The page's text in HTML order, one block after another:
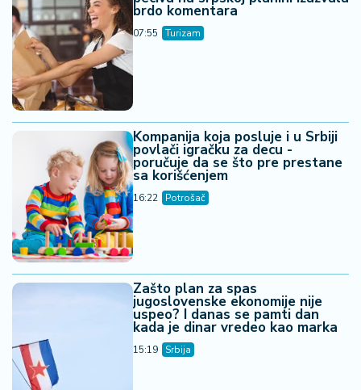
brdo komentara
07:55 Turizam
Kompanija koja posluje i u Srbiji
povlači igračku za decu -
poručuje da se što pre prestane
sa korišćenjem
16:22 Potrošač
Zašto plan za spas
jugoslovenske ekonomije nije
uspeo? I danas se pamti dan
kada je dinar vredeo kao marka
15:19 Srbija